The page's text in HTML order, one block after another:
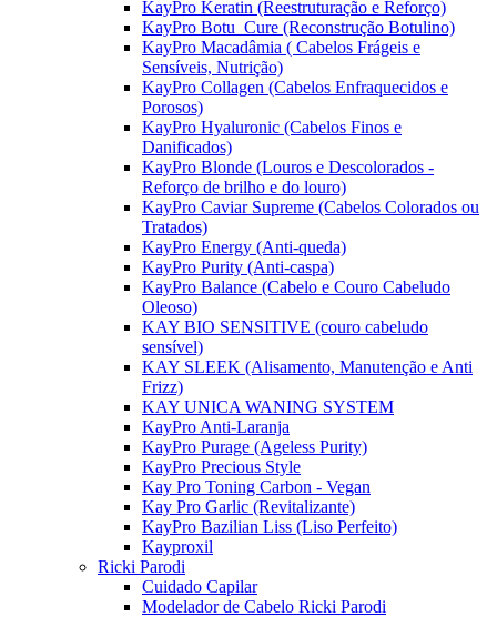
KayPro Keratin (Reestruturação e Reforço)
KayPro Botu_Cure (Reconstrução Botulino)
KayPro Macadâmia ( Cabelos Frágeis e
Sensíveis, Nutrição)
KayPro Collagen (Cabelos Enfraquecidos e
Porosos)
KayPro Hyaluronic (Cabelos Finos e
Danificados)
KayPro Blonde (Louros e Descolorados -
Reforço de brilho e do louro)
KayPro Caviar Supreme (Cabelos Colorados ou
Tratados)
KayPro Energy (Anti-queda)
KayPro Purity (Anti-caspa)
KayPro Balance (Cabelo e Couro Cabeludo
Oleoso)
KAY BIO SENSITIVE (couro cabeludo
sensível)
KAY SLEEK (Alisamento, Manutenção e Anti
Frizz)
KAY UNICA WANING SYSTEM
KayPro Anti-Laranja
KayPro Purage (Ageless Purity)
KayPro Precious Style
Kay Pro Toning Carbon - Vegan
Kay Pro Garlic (Revitalizante)
KayPro Bazilian Liss (Liso Perfeito)
Kayproxil
Ricki Parodi
Cuidado Capilar
Modelador de Cabelo Ricki Parodi